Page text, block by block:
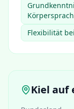
Flexibilität
Kiel auf